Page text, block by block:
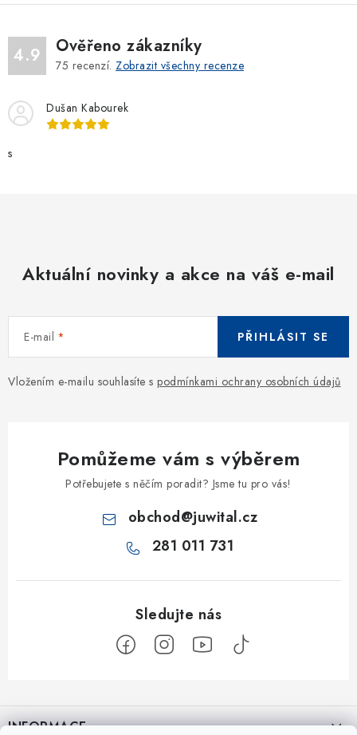
v
ý
p
i
s
u
4.9 Ověřeno zákazníky
75 recenzí. Zobrazit všechny recenze
Dušan Kabourek
s
Aktuální novinky a akce na váš e-mail
E-mail
Vložením e-mailu souhlasíte s podmínkami ochrany osobních údajů
PŘIHLÁSIT SE
Pomůžeme vám s výběrem
Potřebujete s něčím poradit? Jsme tu pro vás!
obchod@juwital.cz
281 011 731
á
INFORMACE